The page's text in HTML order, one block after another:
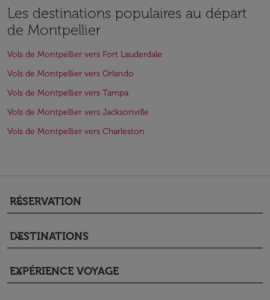
Les destinations populaires au départ
de Montpellier
Vols de Montpellier vers Fort Lauderdale
Vols de Montpellier vers Orlando
Vols de Montpellier vers Tampa
Vols de Montpellier vers Jacksonville
Vols de Montpellier vers Charleston
RÉSERVATION
keyboard_arrow_down
DESTINATIONS
keyboard_arrow_down
EXPÉRIENCE VOYAGE
keyboard_arrow_down